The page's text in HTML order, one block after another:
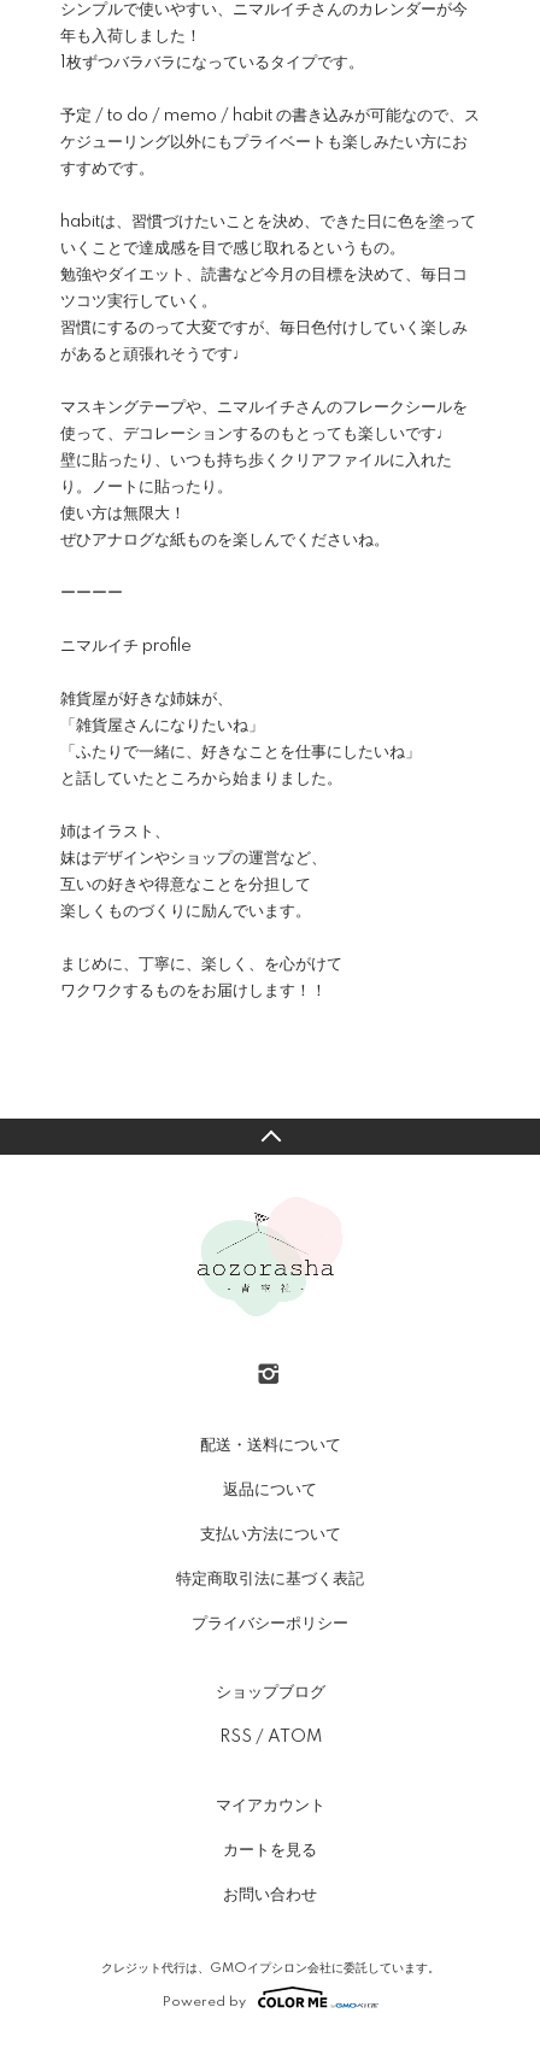
シンプルで使いやすい、ニマルイチさんのカレンダーが今
年も入荷しました！
1枚ずつバラバラになっているタイプです。
予定 / to do / memo / habit の書き込みが可能なので、ス
ケジューリング以外にもプライベートも楽しみたい方にお
すすめです。
habitは、習慣づけたいことを決め、できた日に色を塗って
いくことで達成感を目で感じ取れるというもの。
勉強やダイエット、読書など今月の目標を決めて、毎日コ
ツコツ実行していく。
習慣にするのって大変ですが、毎日色付けしていく楽しみ
があると頑張れそうです♩
マスキングテープや、ニマルイチさんのフレークシールを
使って、デコレーションするのもとっても楽しいです♩
壁に貼ったり、いつも持ち歩くクリアファイルに入れた
り。ノートに貼ったり。
使い方は無限大！
ぜひアナログな紙ものを楽しんでくださいね。
ーーーー
ニマルイチ profile
雑貨屋が好きな姉妹が、
「雑貨屋さんになりたいね」
「ふたりで一緒に、好きなことを仕事にしたいね」
と話していたところから始まりました。
姉はイラスト、
妹はデザインやショップの運営など、
互いの好きや得意なことを分担して
楽しくものづくりに励んでいます。
まじめに、丁寧に、楽しく、を心がけて
ワクワクするものをお届けします！！
配送・送料について
返品について
支払い方法について
特定商取引法に基づく表記
プライバシーポリシー
ショップブログ
RSS / ATOM
マイアカウント
カートを見る
お問い合わせ
クレジット代行は、GMOイプシロン会社に委託しています。
Powered by